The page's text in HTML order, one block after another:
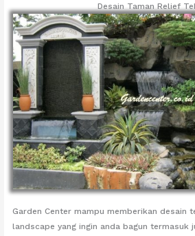
Desain Taman Relief
Garden Center mampu memberikan desain
landscape yang ingin anda bagun termasuk